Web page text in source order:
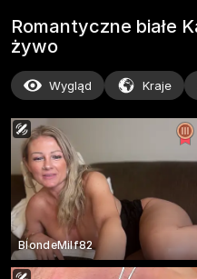
Romantyczne białe
żywo
Wygląd Kraje
BlondeMilf82